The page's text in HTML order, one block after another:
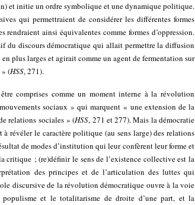
et initie un ordre symbolique et une dynamique politique.
qui permettraient de considérer les différentes formes
ainsi équivalentes comme formes d’oppression.
du discours démocratique qui allait permettre la diffusion
plus larges et agirait comme un agent de fermentation sur
(HSS, 271).
comprises comme un moment interne à la révolution
sociaux » qui marquent « une extension de la
relations sociales » (HSS, 271 et 277). Mais la démocratie
révéler le caractère politique (au sens large) des relations
de modes d’institution qui leur confèrent leur forme et
critique ; (re)définir le sens de l’existence collective est la
des principes et de l’articulation des luttes qui
discursive de la révolution démocratique ouvre à la voie
et le totalitarisme de droite d’une part, et la